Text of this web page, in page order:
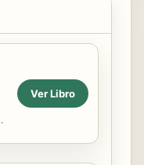
Ver Libro